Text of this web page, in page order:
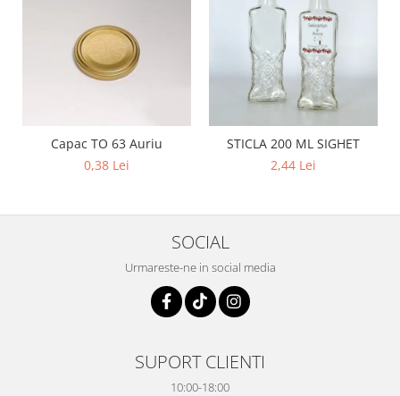
Capac TO 63 Auriu
0,38 Lei
STICLA 200 ML SIGHET
2,44 Lei
SOCIAL
Urmareste-ne in social media
SUPORT CLIENTI
10:00-18:00